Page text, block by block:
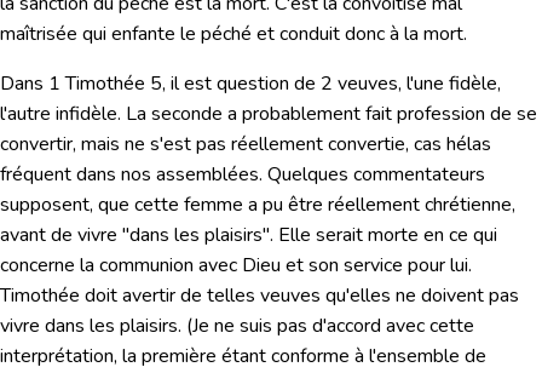
maîtrisée qui enfante le péché et conduit donc à la mort.
Dans 1 Timothée 5, il est question de 2 veuves, l'une fidèle,
l'autre infidèle. La seconde a probablement fait profession de se
convertir, mais ne s'est pas réellement convertie, cas hélas
fréquent dans nos assemblées. Quelques commentateurs
supposent, que cette femme a pu être réellement chrétienne,
avant de vivre "dans les plaisirs". Elle serait morte en ce qui
concerne la communion avec Dieu et son service pour lui.
Timothée doit avertir de telles veuves qu'elles ne doivent pas
vivre dans les plaisirs. (Je ne suis pas d'accord avec cette
interprétation, la première étant conforme à l'ensemble de